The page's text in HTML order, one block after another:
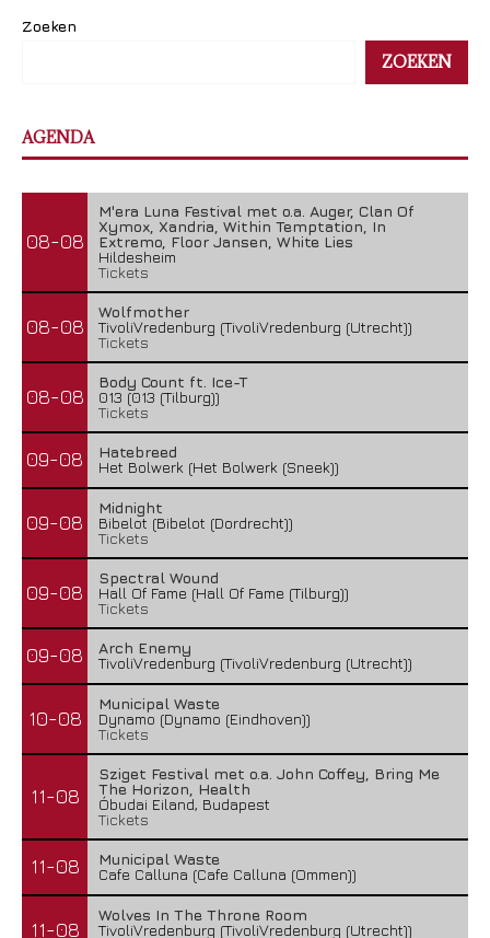
Zoeken
ZOEKEN
AGENDA
08-08
M'era Luna Festival met o.a. Auger, Clan Of
Xymox, Xandria, Within Temptation, In
Extremo, Floor Jansen, White Lies
Hildesheim
Tickets
08-08
Wolfmother
TivoliVredenburg (TivoliVredenburg (Utrecht))
Tickets
08-08
Body Count ft. Ice-T
013 (013 (Tilburg))
Tickets
09-08
Hatebreed
Het Bolwerk (Het Bolwerk (Sneek))
09-08
Midnight
Bibelot (Bibelot (Dordrecht))
Tickets
09-08
Spectral Wound
Hall Of Fame (Hall Of Fame (Tilburg))
Tickets
09-08
Arch Enemy
TivoliVredenburg (TivoliVredenburg (Utrecht))
10-08
Municipal Waste
Dynamo (Dynamo (Eindhoven))
Tickets
11-08
Sziget Festival met o.a. John Coffey, Bring Me
The Horizon, Health
Óbudai Eiland, Budapest
Tickets
11-08
Municipal Waste
Cafe Calluna (Cafe Calluna (Ommen))
11-08
Wolves In The Throne Room
TivoliVredenburg (TivoliVredenburg (Utrecht))